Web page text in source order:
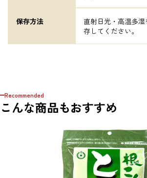
保存方法
直射日光・高温多
存してください。
Recommended
こんな商品もおすすめ